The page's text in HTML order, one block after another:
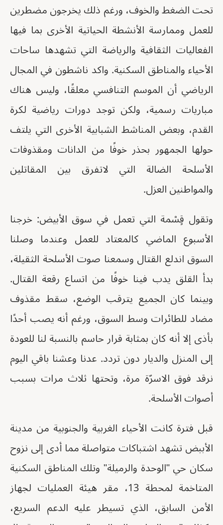
تحت الضغط والخوف، ورغم ذلك يخرجون مضطرين
للعمل وممارسة الأنشطة الحياتية الأخرى بما فيها
الفعاليات الثقافية والرياضة التي تشهدها ساحات
الأحياء والمناطق السكنية. واكد ناشطون في المجال
الرياضي أن الموسم التنافسي معلقًا، وليس هناك
مباريات رسمية، ولكن توجد دورات رياضية لكرة
القدم، وبعض المناشط الشبابية الأخرى التي يلتف
حولها الجمهور بحذر خوفًا من الدانات ومقذوفات
الأسلحة الضالة التي لاتفرق بين المقاتلين
والمواطنين العزل.
وتقول قٍسْمة التي تعمل في سوق الأبيض: خرجنا
الأسبوع الماضي كالمعتاد للعمل وعندما وصلنا
السوق اندلع القتال وسمعنا صوت الأسلحة الثقيلة،
بدأ القلق يدب فينا خوفًا من اتساع رقعة القتال.
وبينما كان الجميع يترقب الوضع، سقط مقذوف
مضاد للطائرات وسط السوق، ورغم أنه يصب أحدًا
بأذى إلا أنه كان بمثابة قرار حاسم بالنسبة لنا للعودة
إلى المنزل والديار دون تردد. عدنا وعشنا باقي اليوم
نرقد فوق الاسرّة مرة، وتحتها ثلاث مرات بسبب
أصوات الأسلحة.
قبل فترة كانت الأحياء الغربية والجنوبية من مدينة
الأببض تشهد اشتباكات متواصلة مما أدى إلى نزوح
سكان حي "الوحدة والرميلة" وتلك المناطق السكنية
المتاخمة لمحطة 13، مقر هيئة العمليات لجهاز
الأمن السابق، الذي تسيطر عليه الدعم السريع،